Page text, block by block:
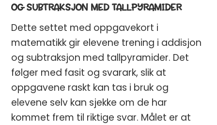
OG SUBTRAKSJON MED TALLPYRAMIDER
Dette settet med oppgavekort i
matematikk gir elevene trening i addisjon
og subtraksjon med tallpyramider. Det
følger med fasit og svarark, slik at
oppgavene raskt kan tas i bruk og
elevene selv kan sjekke om de har
kommet frem til riktige svar. Målet er at